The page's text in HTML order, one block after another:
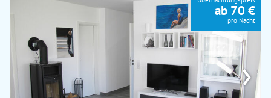
›
ab 70 €
pro Nacht